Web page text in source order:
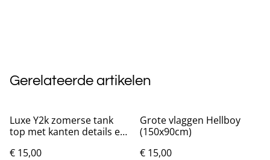
Gerelateerde artikelen
Luxe Y2k zomerse tank
top met kanten details en
€ 15,00
Grote vlaggen Hellboy
(150x90cm)
€ 15,00